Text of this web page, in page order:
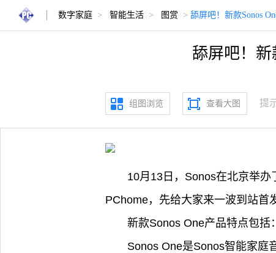
数字家庭 > 智能生活 > 图赏 > 舔屏吧！新款Sonos
舔屏吧！
组图浏览 查看大图 提
10月13日，Sonos在北京举
PChome，先给大家来一波到站首
新款Sonos One产品特点包括：
Sonos One是Sonos智能家庭